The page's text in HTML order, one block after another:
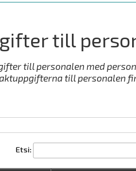
till
till personalen med
till personalen
Etsi: